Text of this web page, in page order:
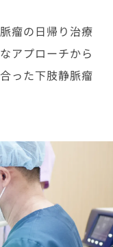
瘤の日帰り治療
アプローチから
った下肢静脈瘤